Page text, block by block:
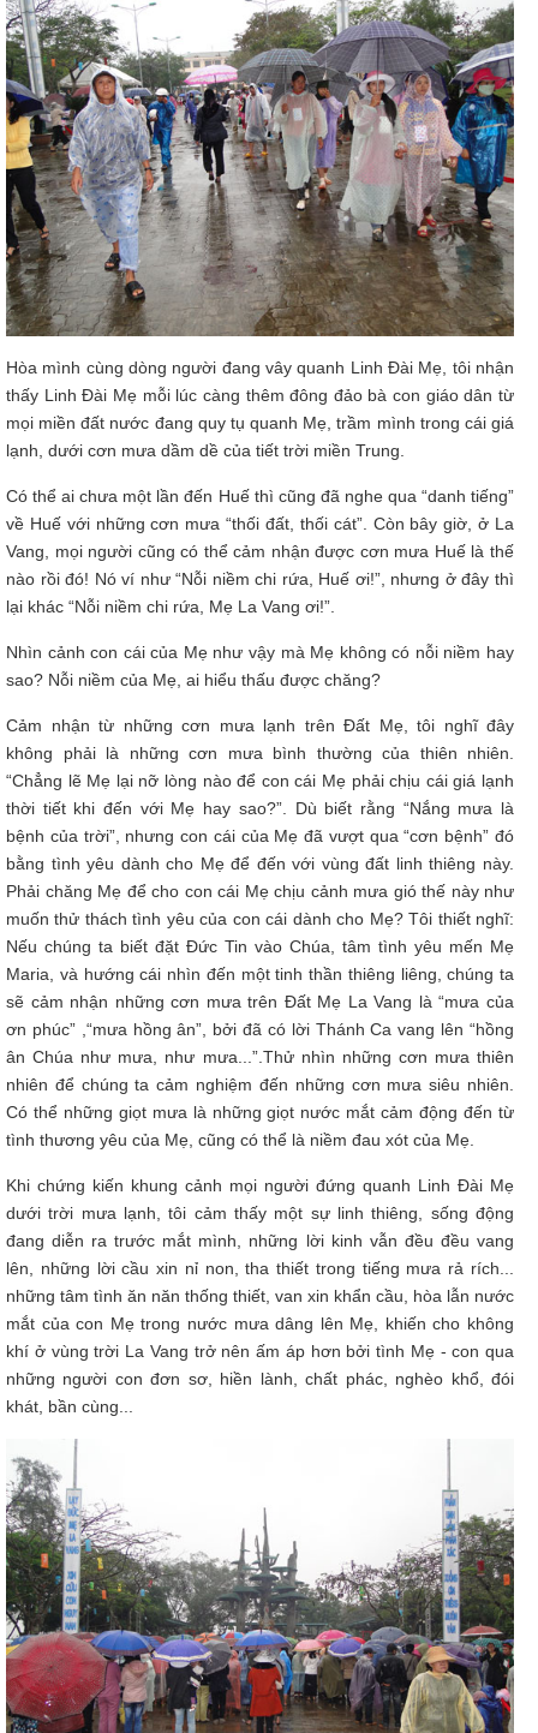
Hòa mình cùng dòng người đang vây quanh Linh Đài Mẹ, tôi nhận
thấy Linh Đài Mẹ mỗi lúc càng thêm đông đảo bà con giáo dân từ
mọi miền đất nước đang quy tụ quanh Mẹ, trầm mình trong cái giá
lạnh, dưới cơn mưa dầm dề của tiết trời miền Trung.
Có thể ai chưa một lần đến Huế thì cũng đã nghe qua “danh tiếng”
về Huế với những cơn mưa “thối đất, thối cát”. Còn bây giờ, ở La
Vang, mọi người cũng có thể cảm nhận được cơn mưa Huế là thế
nào rồi đó! Nó ví như “Nỗi niềm chi rứa, Huế ơi!”, nhưng ở đây thì
lại khác “Nỗi niềm chi rứa, Mẹ La Vang ơi!”.
Nhìn cảnh con cái của Mẹ như vậy mà Mẹ không có nỗi niềm hay
sao? Nỗi niềm của Mẹ, ai hiểu thấu được chăng?
Cảm nhận từ những cơn mưa lạnh trên Đất Mẹ, tôi nghĩ đây
không phải là những cơn mưa bình thường của thiên nhiên.
“Chẳng lẽ Mẹ lại nỡ lòng nào để con cái Mẹ phải chịu cái giá lạnh
thời tiết khi đến với Mẹ hay sao?”. Dù biết rằng “Nắng mưa là
bệnh của trời”, nhưng con cái của Mẹ đã vượt qua “cơn bệnh” đó
bằng tình yêu dành cho Mẹ để đến với vùng đất linh thiêng này.
Phải chăng Mẹ để cho con cái Mẹ chịu cảnh mưa gió thế này như
muốn thử thách tình yêu của con cái dành cho Mẹ? Tôi thiết nghĩ:
Nếu chúng ta biết đặt Đức Tin vào Chúa, tâm tình yêu mến Mẹ
Maria, và hướng cái nhìn đến một tinh thần thiêng liêng, chúng ta
sẽ cảm nhận những cơn mưa trên Đất Mẹ La Vang là “mưa của
ơn phúc” ,“mưa hồng ân”, bởi đã có lời Thánh Ca vang lên “hồng
ân Chúa như mưa, như mưa...”.Thử nhìn những cơn mưa thiên
nhiên để chúng ta cảm nghiệm đến những cơn mưa siêu nhiên.
Có thể những giọt mưa là những giọt nước mắt cảm động đến từ
tình thương yêu của Mẹ, cũng có thể là niềm đau xót của Mẹ.
Khi chứng kiến khung cảnh mọi người đứng quanh Linh Đài Mẹ
dưới trời mưa lạnh, tôi cảm thấy một sự linh thiêng, sống động
đang diễn ra trước mắt mình, những lời kinh vẫn đều đều vang
lên, những lời cầu xin nỉ non, tha thiết trong tiếng mưa rả rích...
những tâm tình ăn năn thống thiết, van xin khẩn cầu, hòa lẫn nước
mắt của con Mẹ trong nước mưa dâng lên Mẹ, khiến cho không
khí ở vùng trời La Vang trở nên ấm áp hơn bởi tình Mẹ - con qua
những người con đơn sơ, hiền lành, chất phác, nghèo khổ, đói
khát, bần cùng...